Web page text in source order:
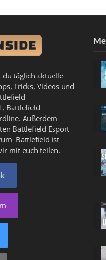
täglich aktuelle
Tricks, Videos und
, Battlefield
. Außerdem
Battlefield Esport
. Battlefield ist
mit euch teilen.